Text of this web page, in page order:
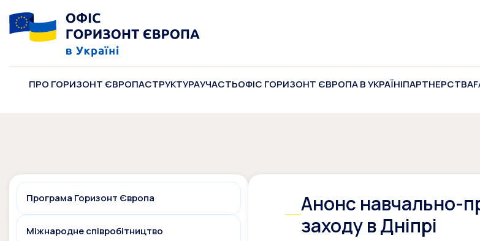
ПРО ГОРИЗОНТ ЄВРОПАСТРУКТУРАУЧАСТЬОФІС ГОРИЗОНТ ЄВРОПА В УКРАЇНІПАРТНЕРСТВА
Програма Горизонт Європа
Міжнародне співробітництво
Анонс навчально-
заходу в Дніпрі